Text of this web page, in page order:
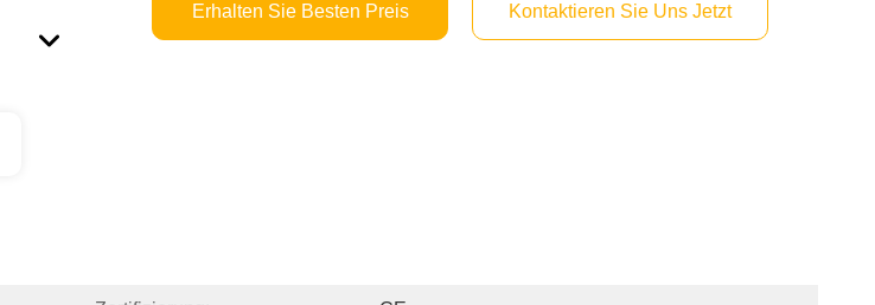
Erhalten Sie Besten Preis Kontaktieren Sie Uns Jetzt